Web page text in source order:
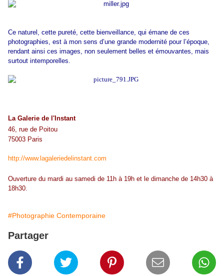
Ce naturel, cette pureté, cette bienveillance, qui émane de ces
photographies, est à mon sens d’une grande modernité pour l’époque,
rendant ainsi ces images, non seulement belles et émouvantes, mais
surtout intemporelles.
La Galerie de l'Instant
46, rue de Poitou
75003 Paris
http://www.lagaleriedelinstant.com
Ouverture du mardi au samedi de 11h à 19h et le dimanche de 14h30 à
18h30.
#Photographie Contemporaine
Partager